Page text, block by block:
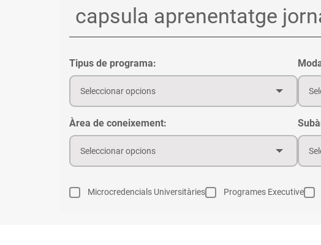
Tipus de programa:
Seleccionar opcions
Àrea de coneixement:
Seleccionar opcions
Microcredencials Universitàries Programes Executive